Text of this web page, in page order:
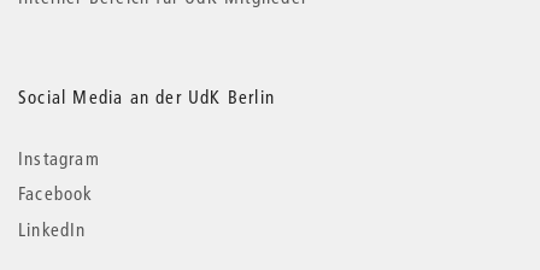
Social Media an der UdK Berlin
Instagram
Facebook
LinkedIn